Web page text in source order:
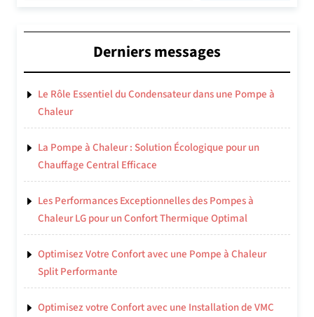
Derniers messages
Le Rôle Essentiel du Condensateur dans une Pompe à
Chaleur
La Pompe à Chaleur : Solution Écologique pour un
Chauffage Central Efficace
Les Performances Exceptionnelles des Pompes à
Chaleur LG pour un Confort Thermique Optimal
Optimisez Votre Confort avec une Pompe à Chaleur
Split Performante
Optimisez votre Confort avec une Installation de VMC